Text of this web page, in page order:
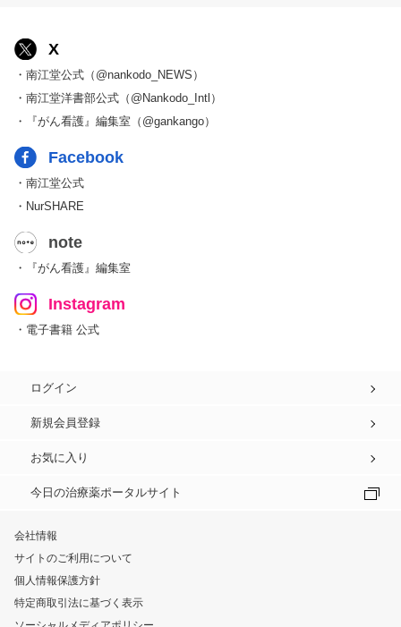
X
・南江堂公式（@nankodo_NEWS）
・南江堂洋書部公式（@Nankodo_Intl）
・『がん看護』編集室（@gankango）
Facebook
・南江堂公式
・NurSHARE
note
・『がん看護』編集室
Instagram
・電子書籍 公式
ログイン
新規会員登録
お気に入り
今日の治療薬ポータルサイト
会社情報
サイトのご利用について
個人情報保護方針
特定商取引法に基づく表示